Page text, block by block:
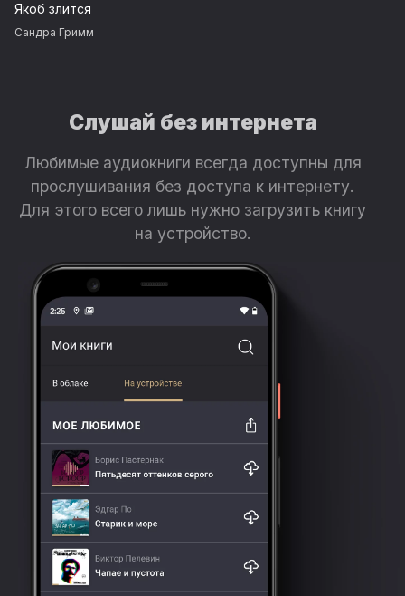
Якоб злится
Сандра Гримм
Слушай без интернета
Любимые аудиокниги всегда доступны для
прослушивания без доступа к интернету.
Для этого всего лишь нужно загрузить книгу
на устройство.